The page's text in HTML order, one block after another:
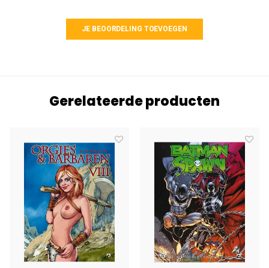
JE BEOORDELING TOEVOEGEN
Gerelateerde producten